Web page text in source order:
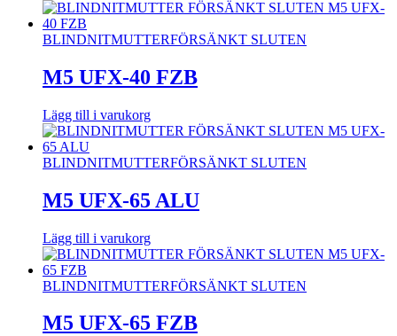
BLINDNITMUTTERFÖRSÄNKT SLUTEN
M5 UFX-40 FZB
Lägg till i varukorg
BLINDNITMUTTERFÖRSÄNKT SLUTEN
M5 UFX-65 ALU
Lägg till i varukorg
BLINDNITMUTTERFÖRSÄNKT SLUTEN
M5 UFX-65 FZB